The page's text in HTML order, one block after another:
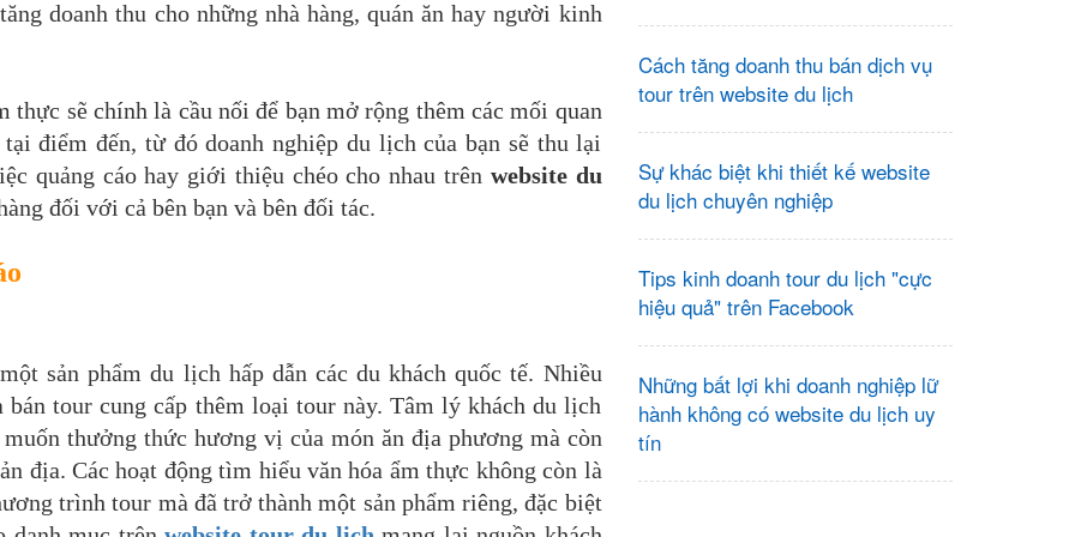
doanh thu cho những nhà hàng, quán ăn hay người kinh
thực sẽ chính là cầu nối để bạn mở rộng thêm các mối quan
điểm đến, từ đó doanh nghiệp du lịch của bạn sẽ thu lại
quảng cáo hay giới thiệu chéo cho nhau trên website du
đối với cả bên bạn và bên đối tác.
sản phẩm du lịch hấp dẫn các du khách quốc tế. Nhiều
tour cung cấp thêm loại tour này. Tâm lý khách du lịch
thưởng thức hương vị của món ăn địa phương mà còn
địa. Các hoạt động tìm hiểu văn hóa ẩm thực không còn là
trình tour mà đã trở thành một sản phẩm riêng, đặc biệt
Cách tăng doanh thu bán dịch vụ
tour trên website du lịch
Sự khác biệt khi thiết kế website
du lịch chuyên nghiệp
Tips kinh doanh tour du lịch "cực
hiệu quả" trên Facebook
Những bất lợi khi doanh nghiệp lữ
hành không có website du lịch uy
tín